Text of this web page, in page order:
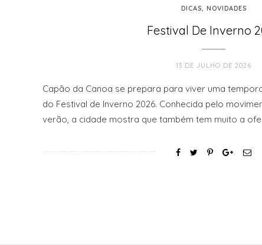
DICAS, NOVIDADES
Festival De Inverno
13 DE JULHO DE 2026
Capão da Canoa se prepara para viver uma
do Festival de Inverno 2026. Conhecida pelo
verão, a cidade mostra que também tem muito a